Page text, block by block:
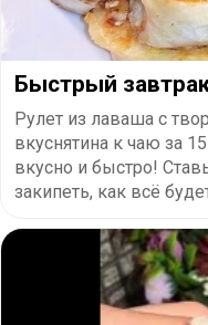
Быстрый
Рулет из лаваша с
вкуснятина к чаю за
вкусно и быстро!
закипеть, как всё